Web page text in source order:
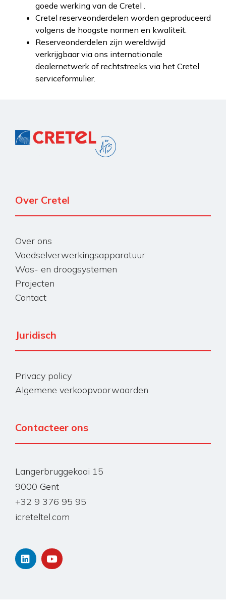
goede werking van de Cretel .
Cretel reserveonderdelen worden geproduceerd
volgens de hoogste normen en kwaliteit.
Reserveonderdelen zijn wereldwijd
verkrijgbaar via ons internationale
dealernetwerk of rechtstreeks via het Cretel
serviceformulier.
Over Cretel
Over ons
Voedselverwerkingsapparatuur
Was- en droogsystemen
Projecten
Contact
Juridisch
Privacy policy
Algemene verkoopvoorwaarden
Contacteer ons
Langerbruggekaai 15
9000 Gent
+32 9 376 95 95
icreteltel.com